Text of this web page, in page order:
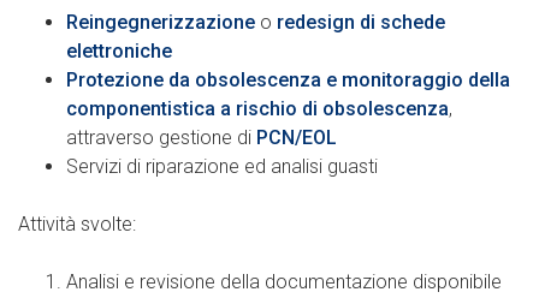
Reingegnerizzazione o redesign di schede
elettroniche
Protezione da obsolescenza e monitoraggio della
componentistica a rischio di obsolescenza,
attraverso gestione di PCN/EOL
Servizi di riparazione ed analisi guasti
Attività svolte:
Analisi e revisione della documentazione disponibile